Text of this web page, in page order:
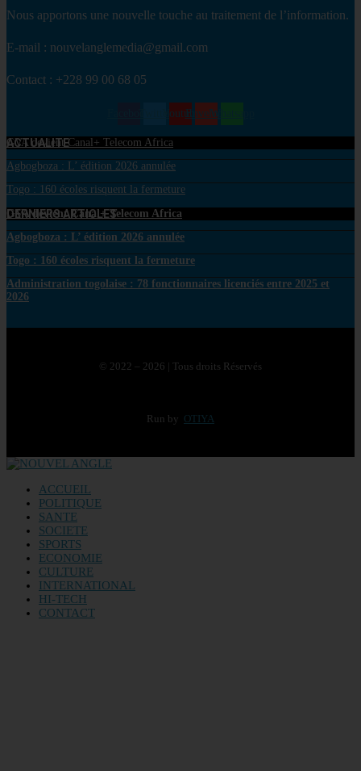
Nous apportons une nouvelle touche au traitement de l’information.
E-mail : nouvelanglemedia@gmail.com
Contact : +228 99 00 68 05
TwitterYoutubeEnvelopeWhatsapp
ACTUALITE
GVA devient Canal+ Telecom Africa
Agbogboza : L’ édition 2026 annulée
Togo : 160 écoles risquent la fermeture
DERNIERS ARTICLES
GVA devient Canal+ Telecom Africa
Agbogboza : L’ édition 2026 annulée
Togo : 160 écoles risquent la fermeture
Administration togolaise : 78 fonctionnaires licenciés entre 2025 et
2026
© 2022 – 2026 | Tous droits Réservés
Run by OTIYA
ACCUEIL
POLITIQUE
SANTE
SOCIETE
SPORTS
ECONOMIE
CULTURE
INTERNATIONAL
HI-TECH
CONTACT